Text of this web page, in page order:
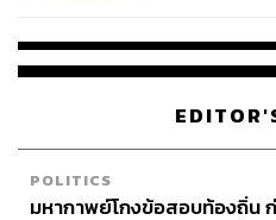
ครั้งสุดท้ายในปี 2019 ก่อนเข้
ตั้งแต่การระบาดของโควิด-19
ขาดทุนสะสมมากกว่า 2.5 พันล้
หมื่นล้านบาท)
หลายปัจจัยรุมเร้า Spirit พร้อ
POLITICS
มหากาพย์โกงข้อสอบท้องถิ่น